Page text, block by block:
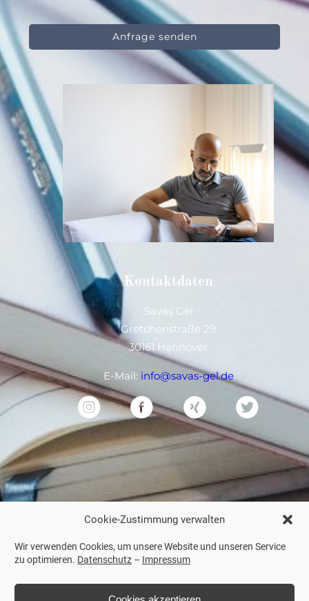
Cookie-Zustimmung verwalten
Wir verwenden Cookies, um unsere Website und unseren Service
zu optimieren. Datenschutz – Impressum
Kontaktdaten
Savaş Gel
Gretchenstraße 29
30161 Hannover
E-Mail: info@savas-gel.de